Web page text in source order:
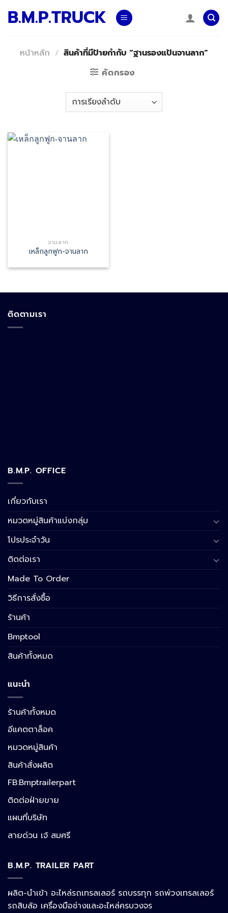
B.M.P.TRUCK
หน้าหลัก / สินค้าที่มีป้ายกำกับ “ฐานรองแป้นจานลาก”
คัดกรอง
จานลาก
เหล็กลูกฟูก-จานลาก
ติดตามเรา
B.M.P. OFFICE
เกี่ยวกับเรา
หมวดหมู่สินค้าแบ่งกลุ่ม
โปรประจำวัน
ติดต่อเรา
Made To Order
วิธีการสั่งซื้อ
ร้านค้า
Bmptool
สินค้าทั้งหมด
แนะนำ
ร้านค้าทั้งหมด
อีแคตตาล็อค
หมวดหมู่สินค้า
สินค้าสั่งผลิต
FB:Bmptrailerpart
ติดต่อฝ่ายขาย
แผนที่บริษัท
สายด่วน เจ้ สมศรี
B.M.P. TRAILER PART
ผลิต-นำเข้า อะไหล่รถเทรลเลอร์ รถบรรทุก รถพ่วงเทรลเลอร์
รถสิบล้อ เครื่องมือช่างและอะไหล่ครบวงจร